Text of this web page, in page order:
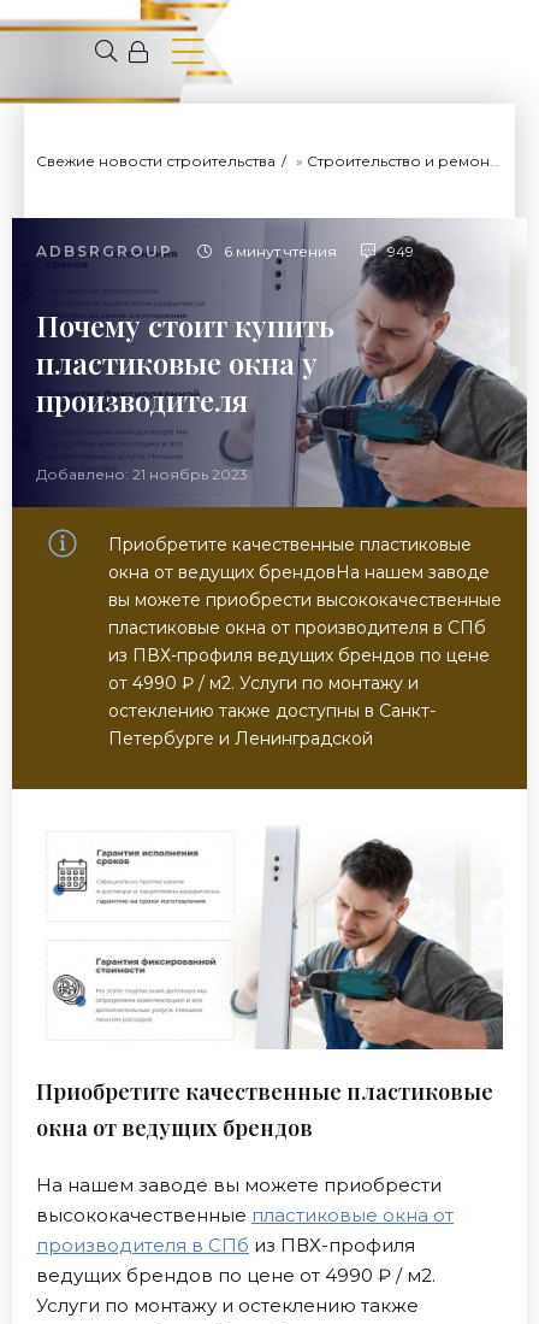
Свежие новости строительства » Строительство и ремонт
ADBSRGROUP 6 минут чтения 949
Почему стоит купить
пластиковые окна у
производителя
Добавлено: 21 ноябрь 2023
Приобретите качественные пластиковые
окна от ведущих брендовНа нашем заводе
вы можете приобрести высококачественные
пластиковые окна от производителя в СПб
из ПВХ-профиля ведущих брендов по цене
от 4990 ₽ / м2. Услуги по монтажу и
остеклению также доступны в Санкт-
Петербурге и Ленинградской
Приобретите качественные пластиковые
окна от ведущих брендов
На нашем заводе вы можете приобрести
высококачественные пластиковые окна от
производителя в СПб из ПВХ-профиля
ведущих брендов по цене от 4990 ₽ / м2.
Услуги по монтажу и остеклению также